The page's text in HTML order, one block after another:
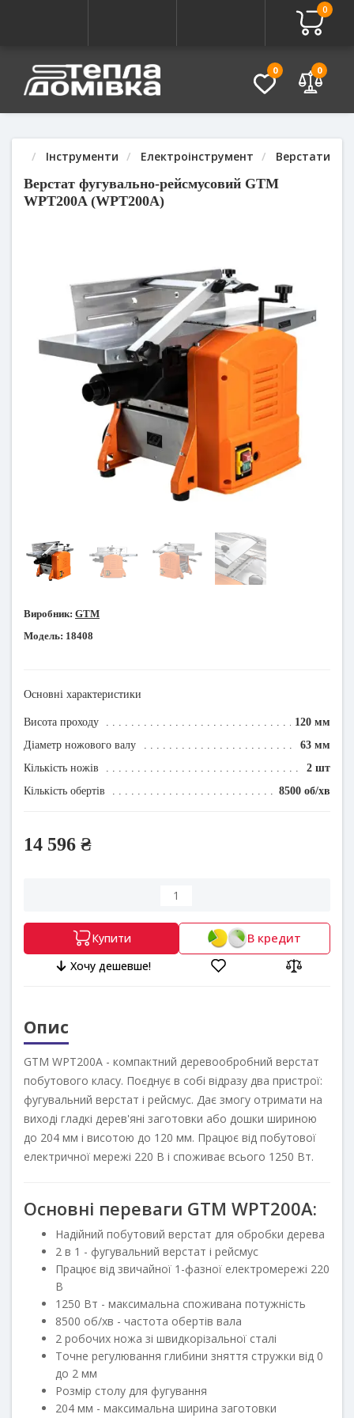
0
0 0
Інструменти Електроінструмент Верстати
Верстат фугувально-рейсмусовий GTM
WPT200A (WPT200A)
Питання - Відповідь
Виробник: GTM
Модель: 18408
Основні характеристики
Висота проходу
120 мм
Діаметр ножового валу
63 мм
Кількість ножів
2 шт
Кількість обертів
8500 об/хв
14 596 ₴
Купити В кредит
Хочу дешевше!
Опис
GTM WPT200A - компактний деревообробний верстат
побутового класу. Поєднує в собі відразу два пристрої:
фугувальний верстат і рейсмус. Дає змогу отримати на
виході гладкі дерев'яні заготовки або дошки шириною
до 204 мм і висотою до 120 мм. Працює від побутової
електричної мережі 220 В і споживає всього 1250 Вт.
Основні переваги GTM WPT200A:
Надійний побутовий верстат для обробки дерева
2 в 1 - фугувальний верстат і рейсмус
Працює від звичайної 1-фазної електромережі 220
В
1250 Вт - максимальна споживана потужність
8500 об/хв - частота обертів вала
2 робочих ножа зі швидкорізальної сталі
Точне регулювання глибини зняття стружки від 0
до 2 мм
Розмір столу для фугування
204 мм - максимальна ширина заготовки